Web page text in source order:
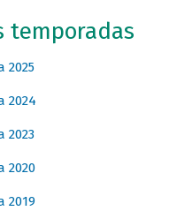
temporadas
2025
2024
2023
2020
2019